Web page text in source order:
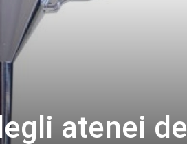
atenei